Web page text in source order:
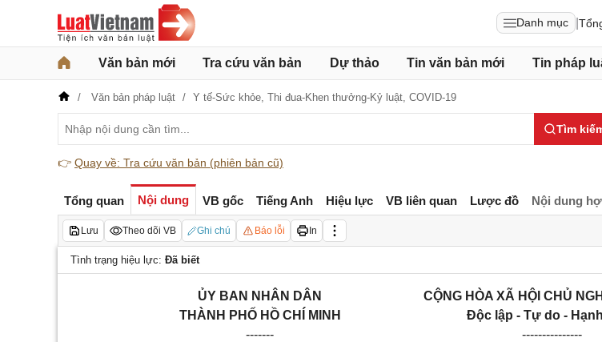
Danh mục
Văn bản mới Tra cứu văn bản Dự thảo Tin văn bản mới Tin pháp
Văn bản pháp luật Y tế-Sức khỏe, Thi đua-Khen thưởng-Kỷ luật, COVID-19
Tìm
👉 Quay về: Tra cứu văn bản (phiên bản cũ)
Tổng quan Nội dung VB gốc Tiếng Anh Hiệu lực VB liên quan Lược đồ Nội dung
Lưu Theo dõi VB Ghi chú Báo lỗi In
Tình trạng hiệu lực: Đã biết
ỦY BAN NHÂN DÂN
THÀNH PHỐ HỒ CHÍ MINH
-------
CỘNG HÒA XÃ HỘI CHỦ
Độc lập - Tự do -
---------------